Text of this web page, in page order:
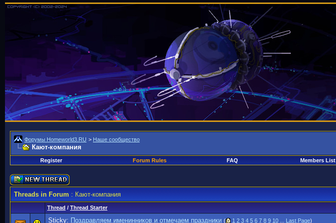
Форумы Homeworld3.RU > Наше сообщество
Кают-компания
Register
Forum Rules FAQ Members List
Threads in Forum: Кают-компания
Thread / Thread Starter
Sticky: Поздравляем именинников и отмечаем праздники ( 1 2 3 4 5 6 7 8 9 10 Last Page)